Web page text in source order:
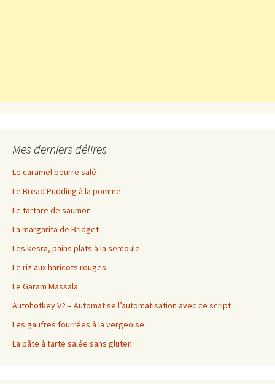
Mes derniers délires
Le caramel beurre salé
Le Bread Pudding à la pomme
Le tartare de saumon
La margarita de Bridget
Les kesra, pains plats à la semoule
Le riz aux haricots rouges
Le Garam Massala
Autohotkey V2 – Automatise l’automatisation avec ce script
Les gaufres fourrées à la vergeoise
La pâte à tarte salée sans gluten